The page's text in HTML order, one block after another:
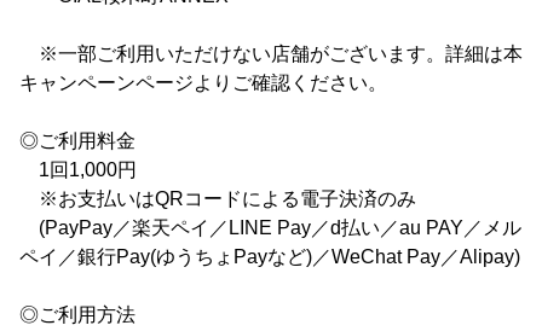
※一部ご利用いただけない店舗がございます。詳細は本
キャンペーンページよりご確認ください。
◎ご利用料金
1回1,000円
※お支払いはQRコードによる電子決済のみ
(PayPay／楽天ペイ／LINE Pay／d払い／au PAY／メル
ペイ／銀行Pay(ゆうちょPayなど)／WeChat Pay／Alipay)
◎ご利用方法